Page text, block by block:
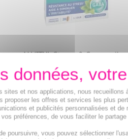
ALVITYL Stress & Sommeil -
Phyto-stress 28 comprimés
Aubépine, Passiflore, Rhodiola,
dioxyde de titane)
8,33€
AJOUTER AU PANIER
sites et nos applications, nous
proposer les offres et services les plus
et publicités personnalisées et
préférences, de vous faciliter le
poursuivre, vous pouvez sélectionner